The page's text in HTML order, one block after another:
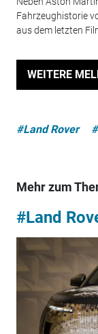
Fahrzeughistorie
aus dem letzten
WEITERE
#Land Rover
Mehr zum
#Land